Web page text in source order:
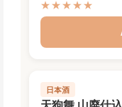
★★★★★
日本酒